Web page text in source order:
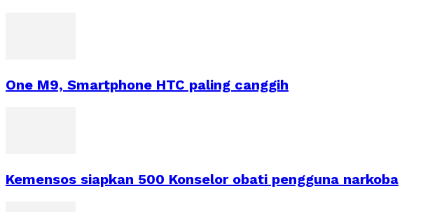
One M9, Smartphone HTC paling canggih
Kemensos siapkan 500 Konselor obati pengguna narkoba